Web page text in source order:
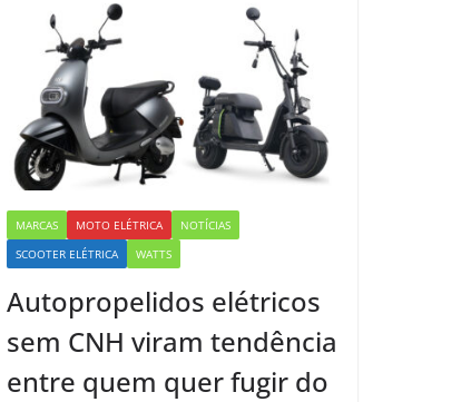
MARCAS MOTO ELÉTRICA
NOTÍCIAS
SCOOTER ELÉTRICA
WATTS
Autopropelidos elétricos
sem CNH viram tendência
entre quem quer fugir do